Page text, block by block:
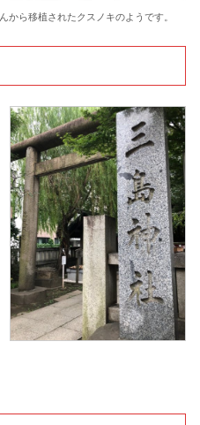
から移植されたクスノキのようです。